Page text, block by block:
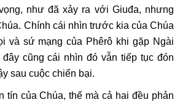
như đã xảy ra với Giuđa, nhưng
Chính cái nhìn trước kia của Chúa
và sứ mạng của Phêrô khi gặp Ngài
cũng cái nhìn đó vẫn tiếp tục đón
sau cuộc chiến bại.
tín của Chúa, thế mà cả hai đều phản